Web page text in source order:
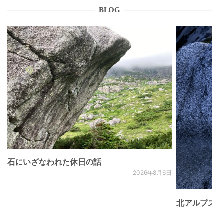
BLOG
石にいざなわれた休日の話
2026年8月6日
北アルプ